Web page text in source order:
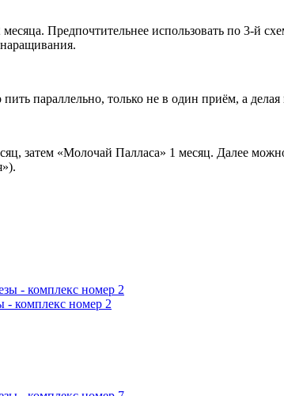
Предпочтительнее использовать по 3-й
наращивания.
параллельно, только не в один приём, а
затем «Молочай Палласа» 1 месяц. Далее
- комплекс номер 2